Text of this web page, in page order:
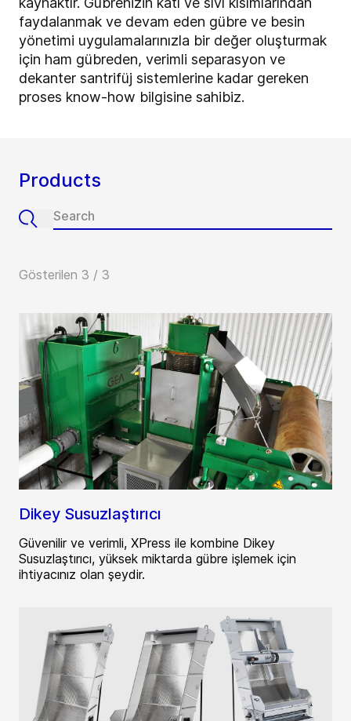
faydalanmak ve devam eden gübre ve besin
yönetimi uygulamalarınızla bir değer oluşturmak
için ham gübreden, verimli separasyon ve
dekanter santrifüj sistemlerine kadar gereken
proses know-how bilgisine sahibiz.
Products
Gösterilen 3 / 3
Dikey Susuzlaştırıcı
Güvenilir ve verimli, XPress ile kombine Dikey
Susuzlaştırıcı, yüksek miktarda gübre işlemek için
ihtiyacınız olan şeydir.